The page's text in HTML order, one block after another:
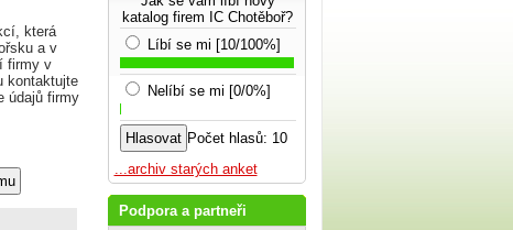
která
a v
firmy v
kontaktujte
údajů firmy
katalog firem IC Chotěboř?
Líbí se mi [10/100%]
Nelíbí se mi [0/0%]
Počet hlasů: 10
...archiv starých anket
Podpora a partneři